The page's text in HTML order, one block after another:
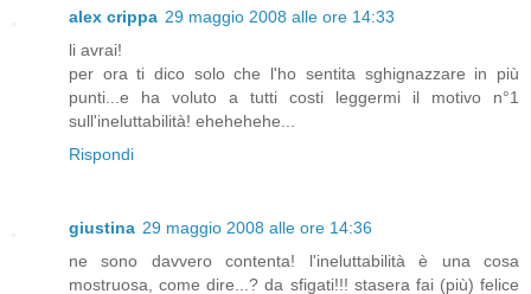
alex crippa 29 maggio 2008 alle ore 14:33
li avrai!
per ora ti dico solo che l'ho sentita sghignazzare in più
punti...e ha voluto a tutti costi leggermi il motivo n°1
sull'ineluttabilità! ehehehehe...
Rispondi
giustina 29 maggio 2008 alle ore 14:36
ne sono davvero contenta! l'ineluttabilità è una cosa
mostruosa, come dire...? da sfigati!!! stasera fai (più) felice